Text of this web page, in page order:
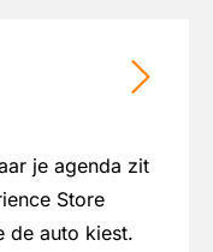
je agenda zit
Store
de auto kiest.